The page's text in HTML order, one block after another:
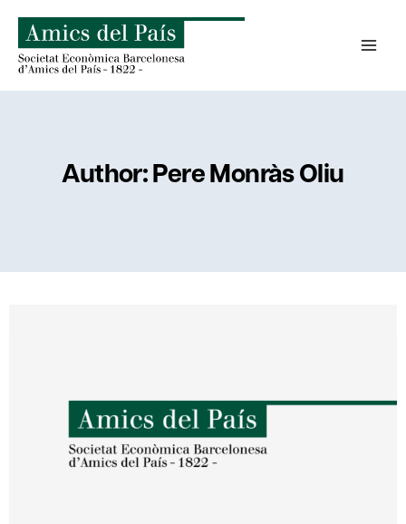
content
Author: Pere Monràs Oliu